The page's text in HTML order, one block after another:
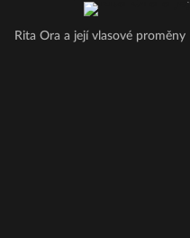
Rita Ora a její vlasové proměny